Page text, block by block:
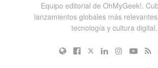
Equipo editorial de OhMyGeek!.
lanzamientos globales más
tecnología y cultura digital.